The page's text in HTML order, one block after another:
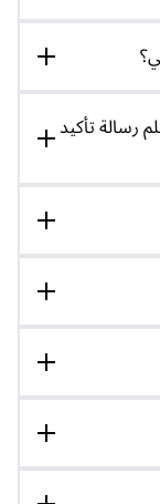
رسالة تأكيد